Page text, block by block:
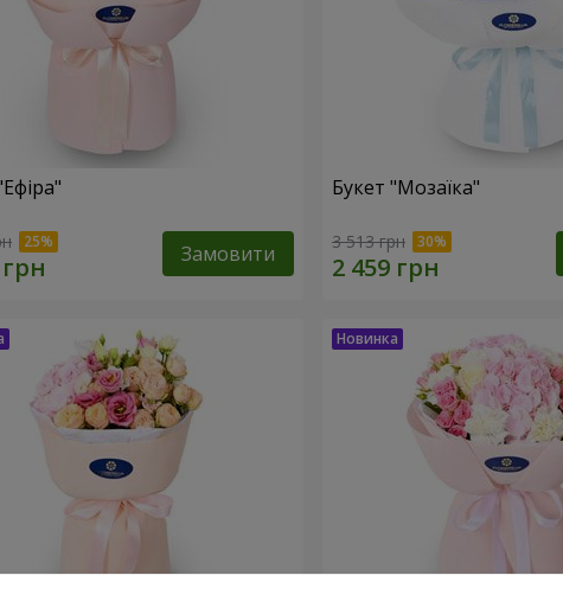
Замовити
Букет "Мозаїка"
3 513 грн